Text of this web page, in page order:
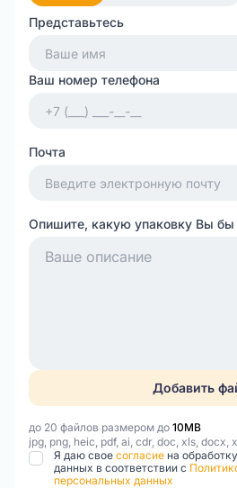
Представьтесь
Ваш номер телефона
Почта
Опишите, какую упаковку Вы бы
Добавить
до 20 файлов размером до 10MB
jpg, png, heic, pdf, ai, cdr, doc, xls, docx,
Я даю свое согласие на
данных в соответствии с
персональных данных